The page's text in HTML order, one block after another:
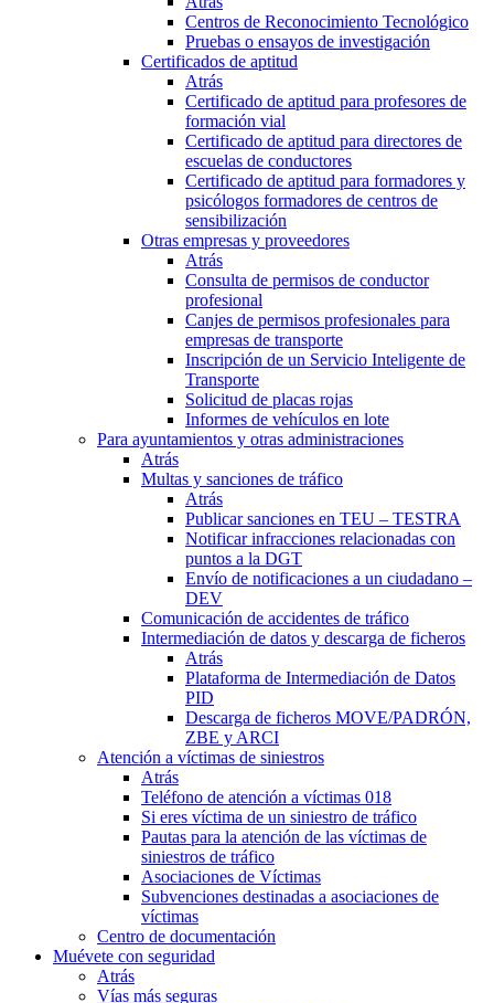
Centros de Reconocimiento Tecnológico
Pruebas o ensayos de investigación
Certificados de aptitud
Atrás
Certificado de aptitud para profesores de
formación vial
Certificado de aptitud para directores de
escuelas de conductores
Certificado de aptitud para formadores y
psicólogos formadores de centros de
sensibilización
Otras empresas y proveedores
Atrás
Consulta de permisos de conductor
profesional
Canjes de permisos profesionales para
empresas de transporte
Inscripción de un Servicio Inteligente de
Transporte
Solicitud de placas rojas
Informes de vehículos en lote
Para ayuntamientos y otras administraciones
Atrás
Multas y sanciones de tráfico
Atrás
Publicar sanciones en TEU – TESTRA
Notificar infracciones relacionadas con
puntos a la DGT
Envío de notificaciones a un ciudadano –
DEV
Comunicación de accidentes de tráfico
Intermediación de datos y descarga de ficheros
Atrás
Plataforma de Intermediación de Datos
PID
Descarga de ficheros MOVE/PADRÓN,
ZBE y ARCI
Atención a víctimas de siniestros
Atrás
Teléfono de atención a víctimas 018
Si eres víctima de un siniestro de tráfico
Pautas para la atención de las víctimas de
siniestros de tráfico
Asociaciones de Víctimas
Subvenciones destinadas a asociaciones de
víctimas
Centro de documentación
Muévete con seguridad
Atrás
Vías más seguras